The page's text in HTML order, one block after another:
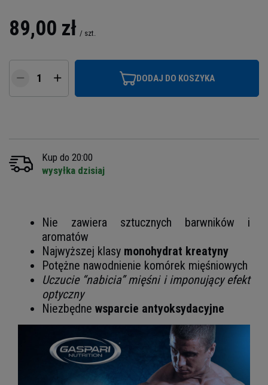
89,00 zł / szt.
DODAJ DO KOSZYKA
Kup do 20:00
wysyłka dzisiaj
Nie zawiera sztucznych barwników i
aromatów
Najwyższej klasy monohydrat kreatyny
Potężne nawodnienie komórek mięśniowych
Uczucie “nabicia” mięśni i imponujący efekt
optyczny
Niezbędne wsparcie antyoksydacyjne